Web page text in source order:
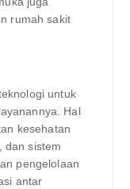
rumah sakit
untuk
Hal
kesehatan
dan sistem
pengelolaan
antar